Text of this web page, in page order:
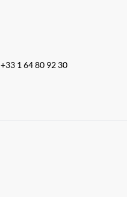
+33 1 64 80 92 30